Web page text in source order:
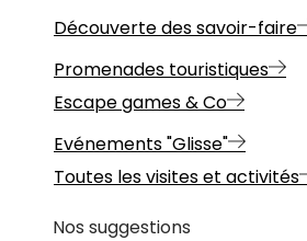
Découverte des savoir-faire
Promenades touristiques
Escape games & Co
Evénements "Glisse"
Toutes les visites et activités
Nos suggestions